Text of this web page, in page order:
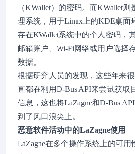
（KWallet）的密码。而KWallet
理系统，用于Linux上的KDE桌面
存在KWallet系统中的个人密码，
邮箱账户、Wi-Fi网络或用户选择
数据。
根据研究人员的发现，这些年来
直都在利用D-Bus API来尝试获取
信息，这也将LaZagne和D-Bus
到了风口浪尖上。
恶意软件活动中的LaZagne使用
LaZagne在多个操作系统上的可用